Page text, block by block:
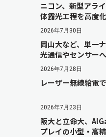
ニコン、新型アラ
体露光工程を高度化
2026年7月30日
岡山大など、単一
光通信やセンサー
2026年7月28日
レーザー無線給電
2026年7月23日
阪大と立命大、
プレイの小型・高